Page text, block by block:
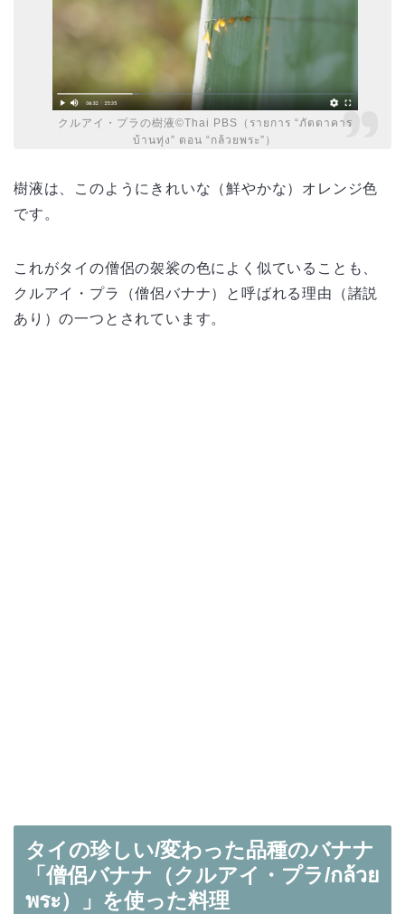
クルアイ・プラの樹液©Thai PBS（รายการ “ภัตตาคาร
บ้านทุ่ง” ตอน “กล้วยพระ”）
樹液は、このようにきれいな（鮮やかな）オレンジ色
です。
これがタイの僧侶の袈裟の色によく似ていることも、
クルアイ・プラ（僧侶バナナ）と呼ばれる理由（諸説
あり）の一つとされています。
タイの珍しい/変わった品種のバナナ
「僧侶バナナ（クルアイ・プラ/กล้วย
พระ）」を使った料理